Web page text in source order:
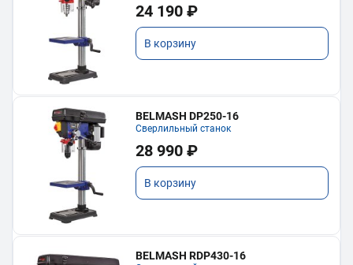
24 190 ₽
В корзину
BELMASH DP250-16
Сверлильный станок
28 990 ₽
В корзину
BELMASH RDP430-16